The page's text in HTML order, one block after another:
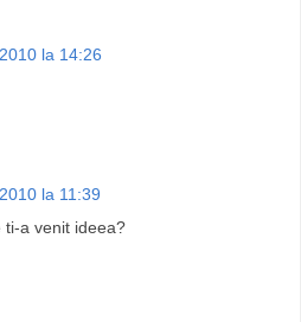
la 14:26
la 11:39
ti-a venit ideea?